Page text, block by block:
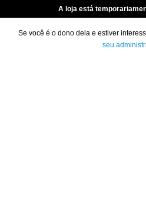
A loja está
Se você é o dono dela e estiver
seu